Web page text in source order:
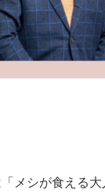
メシが食える大